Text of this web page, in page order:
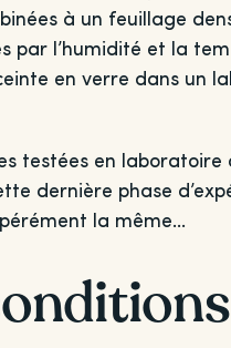
à un feuillage
par l’humidité et la
en verre dans un
testées en
dernière phase
la même…